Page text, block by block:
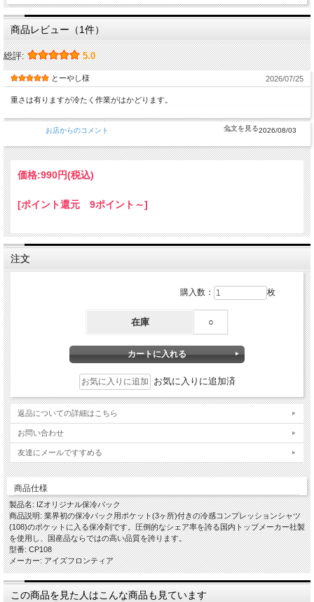
商品レビュー（1件）
総評: 5.0
とーやし様 2026/07/25
重さは有りますが冷たく作業がはかどります。
お店からのコメント 2026/08/03
価格:990円(税込)
[ポイント還元 9ポイント～]
注文
購入数： 枚
在庫 ○
お気に入りに追加済
返品についての詳細はこちら
お問い合わせ
友達にメールですすめる
商品仕様
製品名: IZオリジナル保冷パック
商品説明: 業界初の保冷パック用ポケット(3ヶ所)付きの冷感コンプレッションシャツ
(108)のポケットに入る保冷剤です。圧倒的なシェア率を誇る国内トップメーカー社製
を使用し、国産品ならではの高い品質を誇ります。
型番: CP108
メーカー: アイズフロンティア
この商品を見た人はこんな商品も見ています